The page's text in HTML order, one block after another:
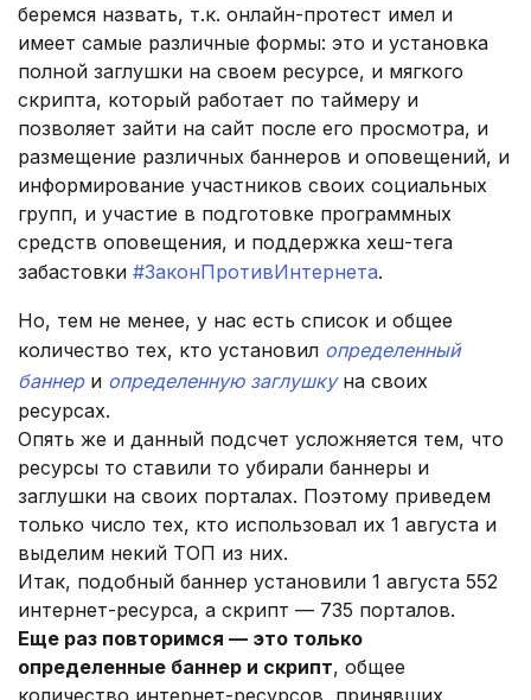
беремся назвать, т.к. онлайн-протест имел и
имеет самые различные формы: это и установка
полной заглушки на своем ресурсе, и мягкого
скрипта, который работает по таймеру и
позволяет зайти на сайт после его просмотра, и
размещение различных баннеров и оповещений, и
информирование участников своих социальных
групп, и участие в подготовке программных
средств оповещения, и поддержка хеш-тега
забастовки #ЗаконПротивИнтернета.
Но, тем не менее, у нас есть список и общее
количество тех, кто установил определенный
баннери определенную заглушкуна своих
ресурсах.
Опять же и данный подсчет усложняется тем, что
ресурсы то ставили то убирали баннеры и
заглушки на своих порталах. Поэтому приведем
только число тех, кто использовал их 1 августа и
выделим некий ТОП из них.
Итак, подобный баннер установили 1 августа 552
интернет-ресурса, а скрипт — 735 порталов.
Еще раз повторимся — это только
определенные баннер и скрипт, общее
количество интернет-ресурсов, принявших